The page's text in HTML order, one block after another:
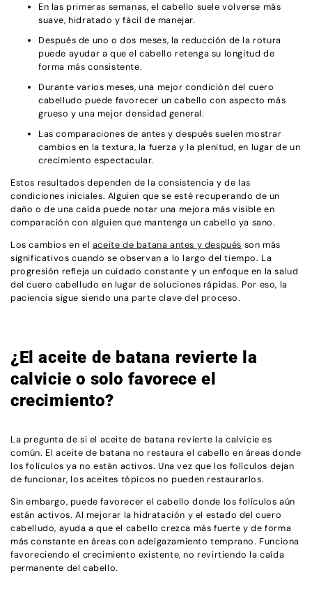
En las primeras semanas, el cabello suele volverse más
suave, hidratado y fácil de manejar.
Después de uno o dos meses, la reducción de la rotura
puede ayudar a que el cabello retenga su longitud de
forma más consistente.
Durante varios meses, una mejor condición del cuero
cabelludo puede favorecer un cabello con aspecto más
grueso y una mejor densidad general.
Las comparaciones de antes y después suelen mostrar
cambios en la textura, la fuerza y la plenitud, en lugar de un
crecimiento espectacular.
Estos resultados dependen de la consistencia y de las
condiciones iniciales. Alguien que se esté recuperando de un
daño o de una caída puede notar una mejora más visible en
comparación con alguien que mantenga un cabello ya sano.
Los cambios en el aceite de batana antes y después son más
significativos cuando se observan a lo largo del tiempo. La
progresión refleja un cuidado constante y un enfoque en la salud
del cuero cabelludo en lugar de soluciones rápidas. Por eso, la
paciencia sigue siendo una parte clave del proceso.
¿El aceite de batana revierte la
calvicie o solo favorece el
crecimiento?
La pregunta de si el aceite de batana revierte la calvicie es
común. El aceite de batana no restaura el cabello en áreas donde
los folículos ya no están activos. Una vez que los folículos dejan
de funcionar, los aceites tópicos no pueden restaurarlos.
Sin embargo, puede favorecer el cabello donde los folículos aún
están activos. Al mejorar la hidratación y el estado del cuero
cabelludo, ayuda a que el cabello crezca más fuerte y de forma
más constante en áreas con adelgazamiento temprano. Funciona
favoreciendo el crecimiento existente, no revirtiendo la caída
permanente del cabello.